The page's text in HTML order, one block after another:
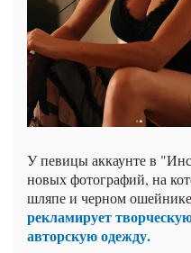
У певицы аккаунте в
новых фотографий, на
шляпе и черном
рекламирует
авторскую одежду.